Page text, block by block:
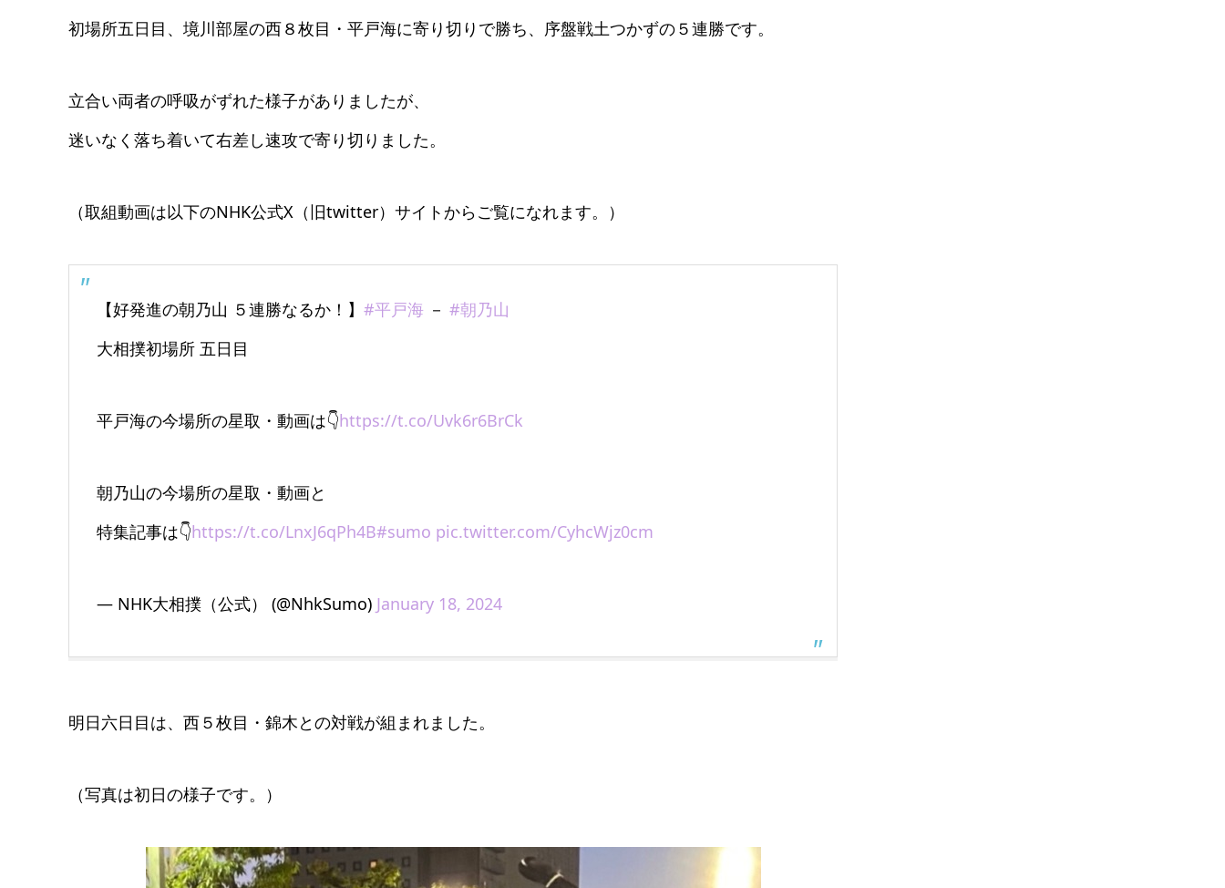
初場所五日目、境川部屋の西８枚目・平戸海に寄り切りで勝ち、序盤戦土つかずの５連勝です。
立合い両者の呼吸がずれた様子がありましたが、
迷いなく落ち着いて右差し速攻で寄り切りました。
（取組動画は以下のNHK公式X（旧twitter）サイトからご覧になれます。）
【好発進の朝乃山 ５連勝なるか！】 #平戸海－ #朝乃山
大相撲初場所 五日目
平戸海の今場所の星取・動画は👇https://t.co/Uvk6r6BrCk
朝乃山の今場所の星取・動画と
特集記事は👇https://t.co/LnxJ6qPh4B#sumo pic.twitter.com/CyhcWjz0cm
— NHK大相撲（公式） (@NhkSumo) January 18, 2024
明日六日目は、西５枚目・錦木との対戦が組まれました。
（写真は初日の様子です。）